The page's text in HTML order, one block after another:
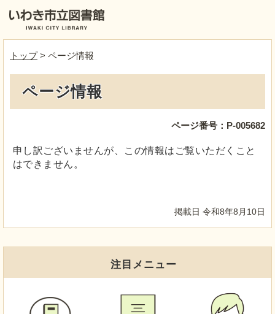
トップ> ページ情報
ページ情報
ページ番号：P-005682
申し訳ございませんが、この情報はご覧いただくこと
はできません。
掲載日 令和8年8月10日
注目メニュー